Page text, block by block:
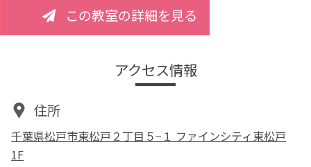
この教室の詳細を見る
アクセス情報
住所
千葉県松戸市東松戸２丁目５−１ ファインシティ東松戸
1F